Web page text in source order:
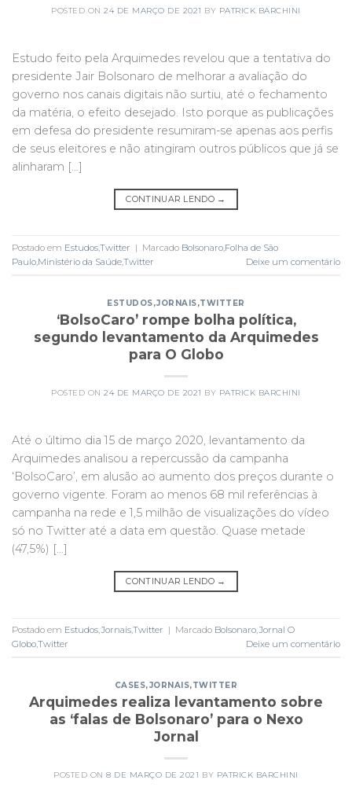
POSTED ON24 DE MARÇO DE 2021 BY PATRICK BARCHINI
Estudo feito pela Arquimedes revelou que a tentativa do
presidente Jair Bolsonaro de melhorar a avaliação do
governo nos canais digitais não surtiu, até o fechamento
da matéria, o efeito desejado. Isto porque as publicações
em defesa do presidente resumiram-se apenas aos perfis
de seus eleitores e não atingiram outros públicos que já se
alinharam […]
CONTINUAR LENDO →
Postado em Estudos,Twitter | Marcado Bolsonaro,Folha de São
Paulo,Ministério da Saúde,Twitter Deixe um comentário
ESTUDOS,JORNAIS,TWITTER
‘BolsoCaro’ rompe bolha política,
segundo levantamento da Arquimedes
para O Globo
POSTED ON24 DE MARÇO DE 2021 BY PATRICK BARCHINI
Até o último dia 15 de março 2020, levantamento da
Arquimedes analisou a repercussão da campanha
‘BolsoCaro’, em alusão ao aumento dos preços durante o
governo vigente. Foram ao menos 68 mil referências à
campanha na rede e 1,5 milhão de visualizações do vídeo
só no Twitter até a data em questão. Quase metade
(47,5%) […]
CONTINUAR LENDO →
Postado em Estudos,Jornais,Twitter | Marcado Bolsonaro,Jornal O
Globo,Twitter Deixe um comentário
CASES,JORNAIS,TWITTER
Arquimedes realiza levantamento sobre
as ‘falas de Bolsonaro’ para o Nexo
Jornal
POSTED ON8 DE MARÇO DE 2021 BY PATRICK BARCHINI